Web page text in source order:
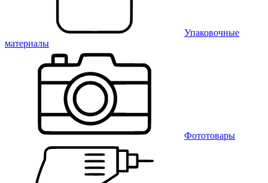
Упаковочные
материалы
Фототовары